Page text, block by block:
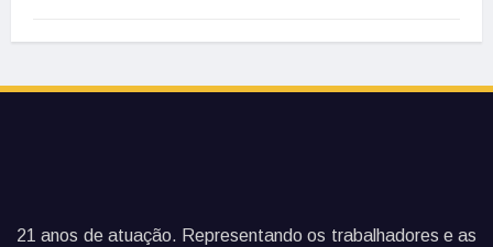
21 anos de atuação. Representando os trabalhadores e as